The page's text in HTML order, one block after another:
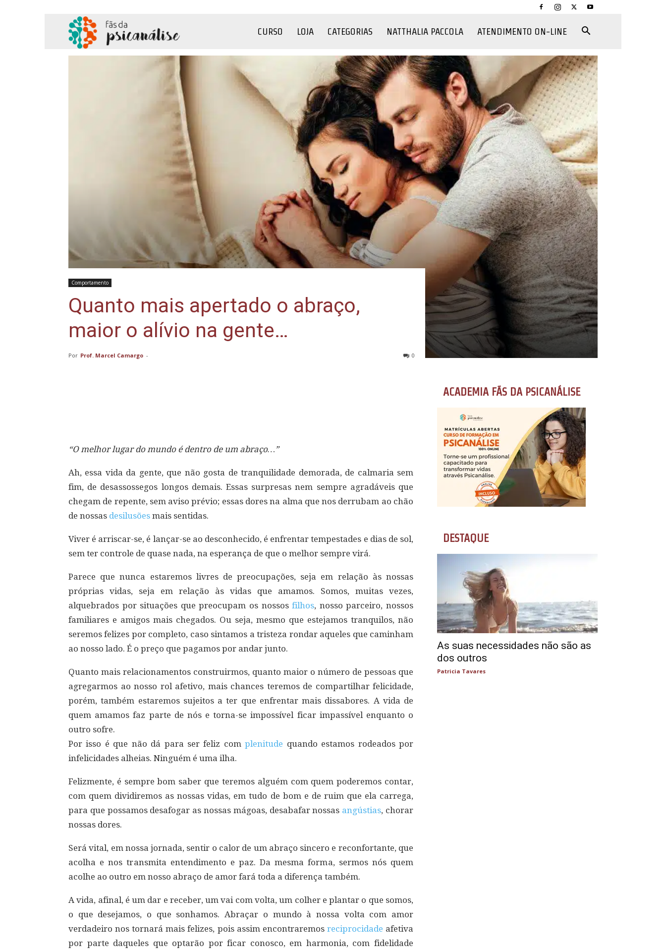
da
Psicanálise
CURSO LOJA CATEGORIAS NATTHALIA PACCOLA ATENDIMENTO ON-LINE
Comportamento
Quanto mais apertado o abraço,
maior o alívio na gente…
Por Prof. Marcel Camargo - 0
“O melhor lugar do mundo é dentro de um abraço…”
Ah, essa vida da gente, que não gosta de tranquilidade demorada, de calmaria sem
fim, de desassossegos longos demais. Essas surpresas nem sempre agradáveis que
chegam de repente, sem aviso prévio; essas dores na alma que nos derrubam ao chão
de nossas desilusões mais sentidas.
Viver é arriscar-se, é lançar-se ao desconhecido, é enfrentar tempestades e dias de sol,
sem ter controle de quase nada, na esperança de que o melhor sempre virá.
Parece que nunca estaremos livres de preocupações, seja em relação às nossas
próprias vidas, seja em relação às vidas que amamos. Somos, muitas vezes,
alquebrados por situações que preocupam os nossosfilhos, nosso parceiro, nossos
familiares e amigos mais chegados. Ou seja, mesmo que estejamos tranquilos, não
seremos felizes por completo, caso sintamos a tristeza rondar aqueles que caminham
ao nosso lado. É o preço que pagamos por andar junto.
Quanto mais relacionamentos construirmos, quanto maior o número de pessoas que
agregarmos ao nosso rol afetivo, mais chances teremos de compartilhar felicidade,
porém, também estaremos sujeitos a ter que enfrentar mais dissabores. A vida de
quem amamos faz parte de nós e torna-se impossível ficar impassível enquanto o
outro sofre.
Por isso é que não dá para ser feliz complenitude quando estamos rodeados por
infelicidades alheias. Ninguém é uma ilha.
Felizmente, é sempre bom saber que teremos alguém com quem poderemos contar,
com quem dividiremos as nossas vidas, em tudo de bom e de ruim que ela carrega,
para que possamos desafogar as nossas mágoas, desabafar nossas angústias, chorar
nossas dores.
Será vital, em nossa jornada, sentir o calor de um abraço sincero e reconfortante, que
acolha e nos transmita entendimento e paz. Da mesma forma, sermos nós quem
acolhe ao outro em nosso abraço de amor fará toda a diferença também.
A vida, afinal, é um dar e receber, um vai com volta, um colher e plantar o que somos,
o que desejamos, o que sonhamos. Abraçar o mundo à nossa volta com amor
verdadeiro nos tornará mais felizes, pois assim encontraremos reciprocidade afetiva
por parte daqueles que optarão por ficar conosco, em harmonia, com fidelidade
ACADEMIA FÃS DA PSICANÁLISE
DESTAQUE
As suas necessidades não são as
dos outros
Patricia Tavares